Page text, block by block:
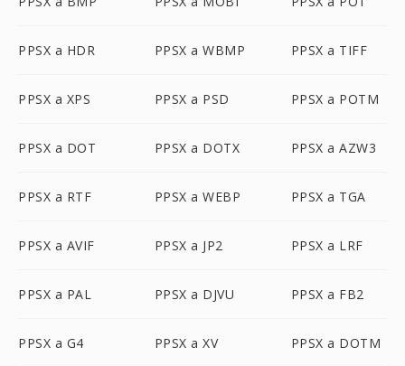
PPSX a HDR PPSX a WBMP PPSX a TIFF
PPSX a XPS PPSX a PSD PPSX a POTM
PPSX a DOT PPSX a DOTX PPSX a AZW3
PPSX a RTF PPSX a WEBP PPSX a TGA
PPSX a AVIF PPSX a JP2 PPSX a LRF
PPSX a PAL PPSX a DJVU PPSX a FB2
PPSX a G4 PPSX a XV PPSX a DOTM